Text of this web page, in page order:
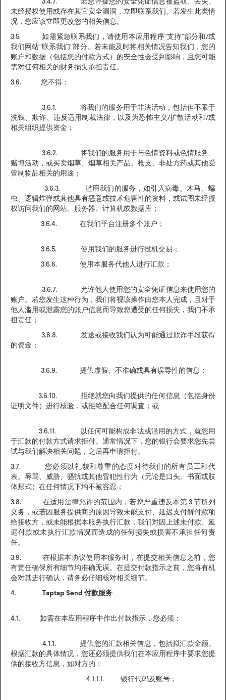
3.4.7. 若您怀疑您的安全凭证信息被盗取、丢失、
未经授权使用或存在其它安全漏洞，立即联系我们。若发生此类情
况，您应该立即更改您的相关信息。
3.5. 如需紧急联系我们，请使用本应用程序“支持”部分和/或
我们网站“联系我们”部分。若未能及时将相关情况告知我们，您的
账户和数据（包括您的付款方式）的安全性会受到影响，且您可能
需对任何相关的财务损失承担责任。
3.6. 您不得：
3.6.1. 将我们的服务用于非法活动，包括但不限于
洗钱、欺诈、违反适用制裁法律，以及为恐怖主义/扩散活动和/或
相关组织提供资金；
3.6.2. 将我们的服务用于与色情资料或色情服务、
赌博活动，或买卖烟草、烟草相关产品、枪支、非处方药或其他受
管制物品相关的用途；
3.6.3. 滥用我们的服务，如引入病毒、木马、蠕
虫、逻辑炸弹或其他具有恶意或技术危害性的资料，或试图未经授
权访问我们的网站、服务器、计算机或数据库；
3.6.4. 在我们平台注册多个账户；
3.6.5. 使用我们的服务进行投机交易；
3.6.6. 使用本服务代他人进行汇款；
3.6.7. 允许他人使用您的安全凭证信息来使用您的
账户。若您发生这种行为，我们将视该操作由您本人完成，且对于
他人滥用或泄露您的账户信息而导致您遭受的任何损失，我们不承
担责任；
3.6.8. 发送或接收我们认为可能通过欺诈手段获得
的资金；
3.6.9. 提供虚假、不准确或具有误导性的信息；
3.6.10. 拒绝就您向我们提供的任何信息（包括身份
证明文件）进行核验，或拒绝配合任何调查；或
3.6.11. 以任何可能构成非法或滥用的方式，就您用
于汇款的付款方式请求拒付。通常情况下，您的银行会要求您先尝
试与我们解决相关问题，之后再申请拒付。
3.7. 您必须以礼貌和尊重的态度对待我们的所有员工和代
表。辱骂、威胁、骚扰或其他冒犯性行为（无论是口头、书面或肢
体形式）在任何情况下均不被容忍；
3.8. 在适用法律允许的范围内，若您严重违反本第 3 节所列
义务，或若因服务提供商的原因导致未能支付、延迟支付解付款项
给接收方，或未能根据本服务执行汇款，我们对因上述未付款、延
迟付款或未执行汇款情况而造成的任何损失或损害不承担任何责
任。
3.9. 在根据本协议使用本服务时，在提交相关信息之前，您
有责任确保所有细节均准确无误。在提交付款指示之前，您将有机
会对其进行确认，请务必仔细核对相关细节。
4. Taptap Send 付款服务
4.1. 如需在本应用程序中作出付款指示，您必须：
4.1.1. 提供您的汇款相关信息，包括拟汇款金额。
根据汇款的具体情况，您还必须提供我们在本应用程序中要求您提
供的接收方信息，如对方的：
4.1.1.1. 银行代码及账号；